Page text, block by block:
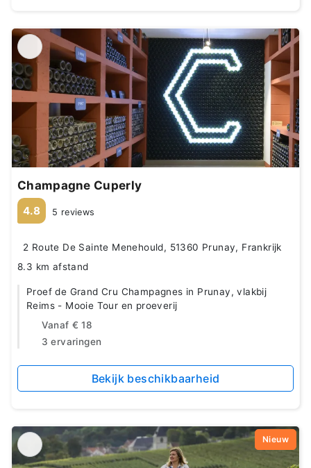
Champagne Cuperly
4.8 5 reviews
2 Route De Sainte Menehould, 51360 Prunay, Frankrijk
8.3 km afstand
Proef de Grand Cru Champagnes in Prunay, vlakbij
Reims - Mooie Tour en proeverij
Vanaf € 18
3 ervaringen
Bekijk beschikbaarheid
Nieuw